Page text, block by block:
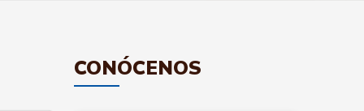
CONÓCENOS